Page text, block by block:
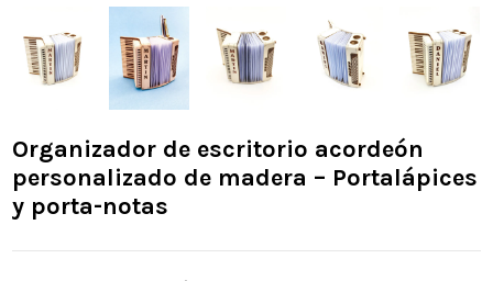
Organizador de escritorio acordeón
personalizado de madera – Portalápices
y porta-notas